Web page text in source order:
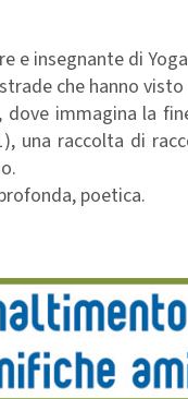
e insegnante di
che hanno
dove immagina la
una raccolta di
poetica.